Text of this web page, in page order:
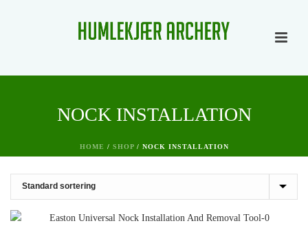
NOCK INSTALLATION
HOME / SHOP/ NOCK INSTALLATION